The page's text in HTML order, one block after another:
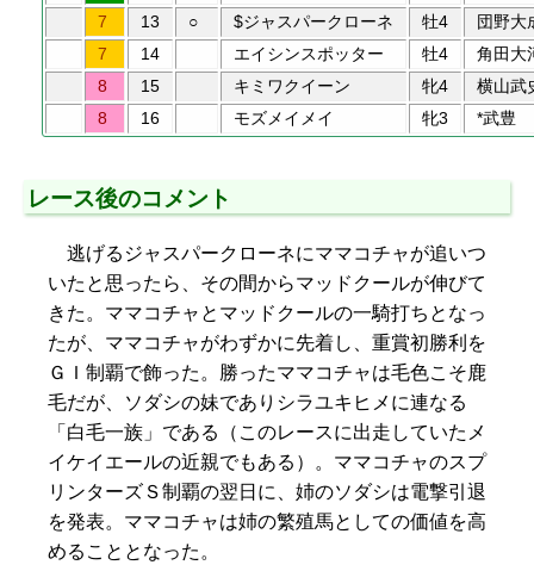
7
13 ○ $ジャスパークローネ 牡4
団野大
7
14 エイシンスポッター 牡4
角田大
8
15 キミワクイーン 牝4
横山武
8
16 モズメイメイ 牝3 *武豊
レース後のコメント
逃げるジャスパークローネにママコチャが追いつ
いたと思ったら、その間からマッドクールが伸びて
きた。ママコチャとマッドクールの一騎打ちとなっ
たが、ママコチャがわずかに先着し、重賞初勝利を
ＧＩ制覇で飾った。勝ったママコチャは毛色こそ鹿
毛だが、ソダシの妹でありシラユキヒメに連なる
「白毛一族」である（このレースに出走していたメ
イケイエールの近親でもある）。ママコチャのスプ
リンターズＳ制覇の翌日に、姉のソダシは電撃引退
を発表。ママコチャは姉の繁殖馬としての価値を高
めることとなった。